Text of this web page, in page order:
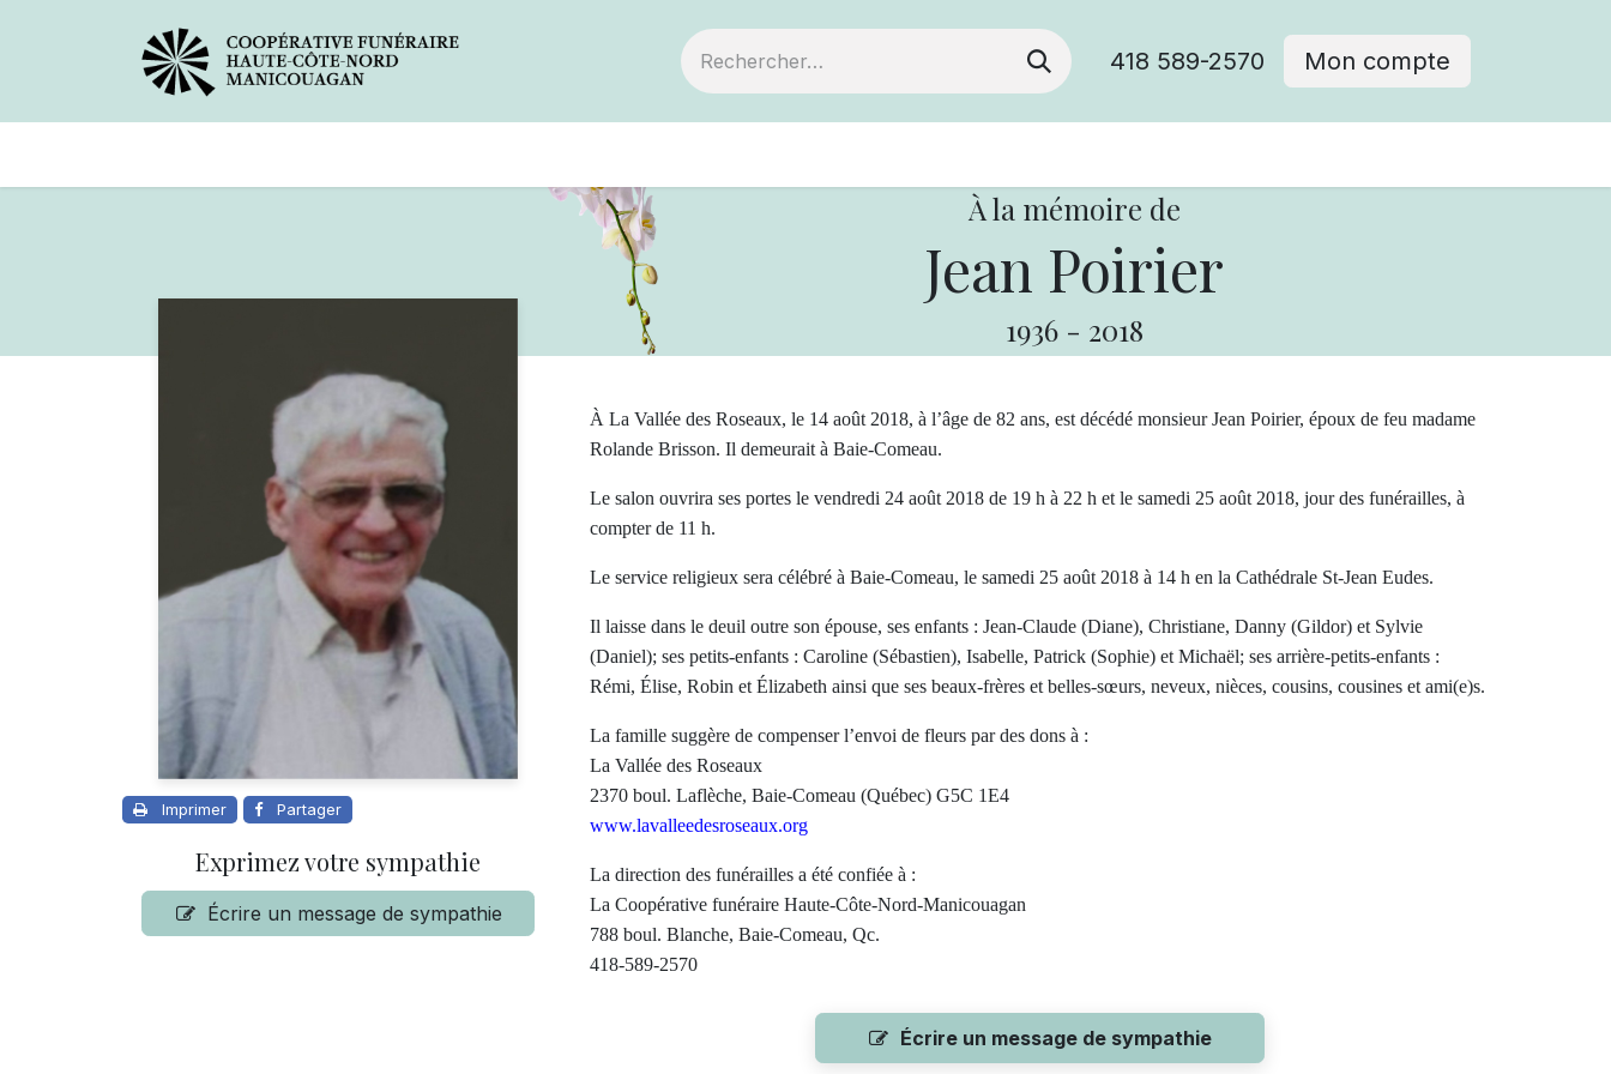
418 589-2570 Mon compte
À la mémoire de
Jean Poirier
1936 - 2018
Imprimer Partager
Exprimez votre sympathie
Écrire un message de sympathie
À La Vallée des Roseaux, le 14 août 2018, à l’âge de 82 ans, est décédé monsieur Jean Poirier, époux de feu madame
Rolande Brisson. Il demeurait à Baie-Comeau.
Le salon ouvrira ses portes le vendredi 24 août 2018 de 19 h à 22 h et le samedi 25 août 2018, jour des funérailles, à
compter de 11 h.
Le service religieux sera célébré à Baie-Comeau, le samedi 25 août 2018 à 14 h en la Cathédrale St-Jean Eudes.
Il laisse dans le deuil outre son épouse, ses enfants : Jean-Claude (Diane), Christiane, Danny (Gildor) et Sylvie
(Daniel); ses petits-enfants : Caroline (Sébastien), Isabelle, Patrick (Sophie) et Michaël; ses arrière-petits-enfants :
Rémi, Élise, Robin et Élizabeth ainsi que ses beaux-frères et belles-sœurs, neveux, nièces, cousins, cousines et ami(e)s.
La famille suggère de compenser l’envoi de fleurs par des dons à :
La Vallée des Roseaux
2370 boul. Laflèche, Baie-Comeau (Québec) G5C 1E4
www.lavalleedesroseaux.org
La direction des funérailles a été confiée à :
La Coopérative funéraire Haute-Côte-Nord-Manicouagan
788 boul. Blanche, Baie-Comeau, Qc.
418-589-2570
Écrire un message de sympathie